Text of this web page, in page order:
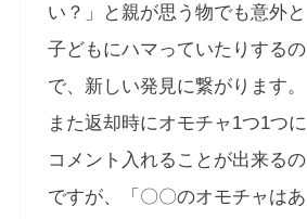
い？」と親が思う物でも意外と
子どもにハマっていたりするの
で、新しい発見に繋がります。
また返却時にオモチャ1つ1つに
コメント入れることが出来るの
ですが、「〇〇のオモチャはあ